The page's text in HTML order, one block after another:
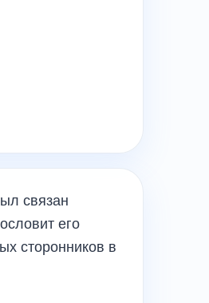
связан
его
сторонников в